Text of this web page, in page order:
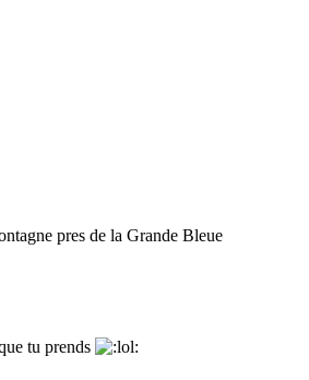
pres de la Grande Bleue
tu prends